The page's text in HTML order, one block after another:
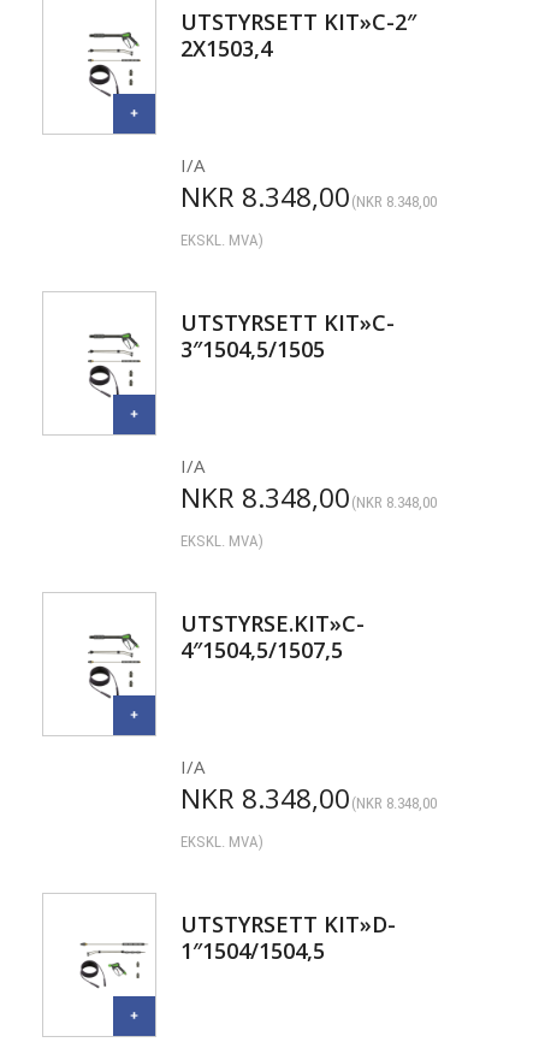
UTSTYRSETT KIT»C-2″
2X1503,4
I/A
NKR 8.348,00 (NKR 8.348,00
EKSKL. MVA)
UTSTYRSETT KIT»C-
3″1504,5/1505
I/A
NKR 8.348,00 (NKR 8.348,00
EKSKL. MVA)
UTSTYRSE.KIT»C-
4″1504,5/1507,5
I/A
NKR 8.348,00 (NKR 8.348,00
EKSKL. MVA)
UTSTYRSETT KIT»D-
1″1504/1504,5